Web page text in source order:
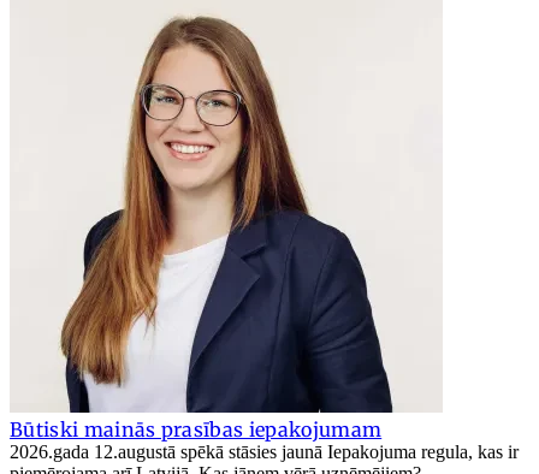
Būtiski mainās prasības iepakojumam
2026.gada 12.augustā spēkā stāsies jaunā Iepakojuma regula, kas ir